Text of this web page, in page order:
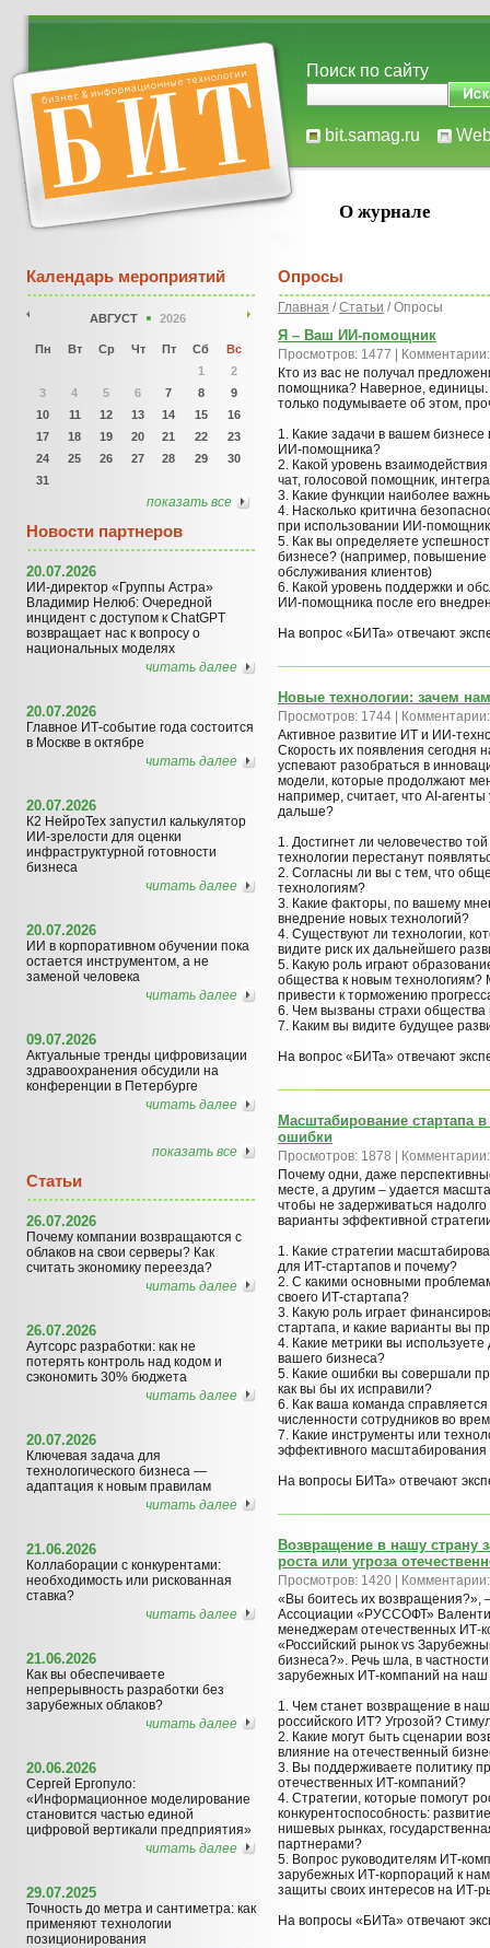
Поиск по сайту
bit.samag.ru
О журнале
Календарь мероприятий
АВГУСТ 2026
Пн Вт Ср Чт Пт Сб
Вс
1
2
3
4 5 6 7 8
9
10
11 12 13 14 15
16
17
18 19 20 21 22
23
24
25 26 27 28 29
30
31
показать все
Новости партнеров
20.07.2026
ИИ-директор «Группы Астра»
Владимир Нелюб: Очередной
инцидент с доступом к ChatGPT
возвращает нас к вопросу о
национальных моделях
читать далее
20.07.2026
Главное ИТ-событие года состоится
в Москве в октябре
читать далее
20.07.2026
К2 НейроТех запустил калькулятор
ИИ-зрелости для оценки
инфраструктурной готовности
бизнеса
читать далее
20.07.2026
ИИ в корпоративном обучении пока
остается инструментом, а не
заменой человека
читать далее
09.07.2026
Актуальные тренды цифровизации
здравоохранения обсудили на
конференции в Петербурге
читать далее
показать все
Статьи
26.07.2026
Почему компании возвращаются с
облаков на свои серверы? Как
считать экономику переезда?
читать далее
26.07.2026
Аутсорс разработки: как не
потерять контроль над кодом и
сэкономить 30% бюджета
читать далее
20.07.2026
Ключевая задача для
технологического бизнеса —
адаптация к новым правилам
читать далее
21.06.2026
Коллаборации с конкурентами:
необходимость или рискованная
ставка?
читать далее
21.06.2026
Как вы обеспечиваете
непрерывность разработки без
зарубежных облаков?
читать далее
20.06.2026
Сергей Ергопуло:
«Информационное моделирование
становится частью единой
цифровой вертикали предприятия»
читать далее
29.07.2025
Точность до метра и сантиметра: как
применяют технологии
позиционирования
Опросы
Главная /Статьи / Опросы
Я – Ваш ИИ-помощник
Просмотров: 1477 |
Кто из вас не получал
помощника? Наверное, единицы.
только подумываете об этом,
1. Какие задачи в вашем
ИИ-помощника?
2. Какой уровень
чат, голосовой помощник,
3. Какие функции наиболее
4. Насколько критична
при использовании ИИ-
5. Как вы определяете
бизнесе? (например,
обслуживания клиентов)
6. Какой уровень поддержки и
ИИ-помощника после его
На вопрос «БИТа» отвечают
Новые технологии: зачем
Просмотров: 1744 |
Активное развитие ИТ и ИИ-
Скорость их появления сегодня
успевают разобраться в
модели, которые продолжают
например, считает, что AI-
дальше?
1. Достигнет ли человечество
технологии перестанут
2. Согласны ли вы с тем, что
технологиям?
3. Какие факторы, по вашему
внедрение новых технологий?
4. Существуют ли технологии,
видите риск их дальнейшего
5. Какую роль играют
общества к новым технологиям?
привести к торможению
6. Чем вызваны страхи
7. Каким вы видите будущее
На вопрос «БИТа» отвечают
Масштабирование стартапа
ошибки
Просмотров: 1878 |
Почему одни, даже
месте, а другим – удается
чтобы не задерживаться
варианты эффективной
1. Какие стратегии
для ИТ-стартапов и почему?
2. С какими основными
своего ИТ-стартапа?
3. Какую роль играет
стартапа, и какие варианты вы
4. Какие метрики вы
вашего бизнеса?
5. Какие ошибки вы совершали
как вы бы их исправили?
6. Как ваша команда
численности сотрудников во
7. Какие инструменты или
эффективного
На вопросы БИТа» отвечают
Возвращение в нашу страну
роста или угроза
Просмотров: 1420 |
«Вы боитесь их возвращения?»,
Ассоциации «РУССОФТ»
менеджерам отечественных ИТ-
«Российский рынок vs
бизнеса?». Речь шла, в
зарубежных ИТ-компаний на
1. Чем станет возвращение в
российского ИТ? Угрозой?
2. Какие могут быть сценарии
влияние на отечественный
3. Вы поддерживаете политику
отечественных ИТ-компаний?
4. Стратегии, которые помогут
конкурентоспособность:
нишевых рынках,
партнерами?
5. Вопрос руководителям ИТ-
зарубежных ИТ-корпораций к
защиты своих интересов на ИТ-
На вопросы «БИТа» отвечают